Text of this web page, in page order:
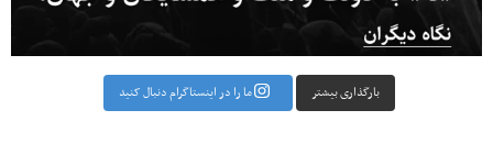
بارگذاری بیشتر ما را در اینستاگرام دنبال کنید